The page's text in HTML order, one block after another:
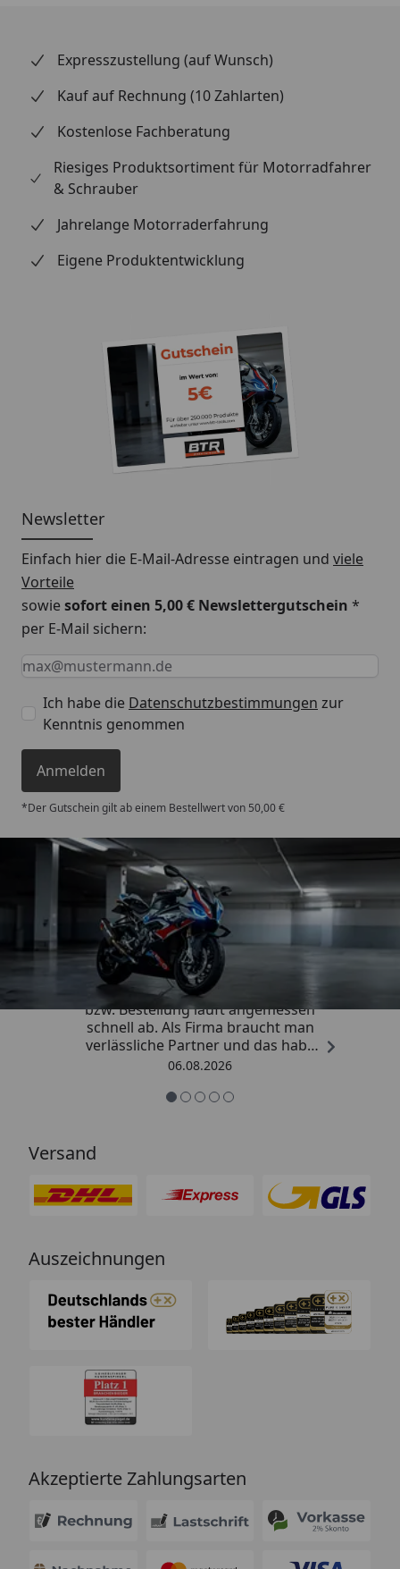
Expresszustellung (auf Wunsch)
Kauf auf Rechnung (10 Zahlarten)
Kostenlose Fachberatung
Riesiges Produktsortiment für Motorradfahrer
& Schrauber
Jahrelange Motorraderfahrung
Eigene Produktentwicklung
Newsletter
Einfach hier die E-Mail-Adresse eintragen und viele
Vorteile
sowiesofort einen 5,00 € Newslettergutschein *
per E-Mail sichern:
Keine Eingabe erforderlich
Eingabe erforderlich
E-Mail *
Ich habe die Datenschutzbestimmungen zur
Kenntnis genommen
Anmelden
*Der Gutschein gilt ab einem Bestellwert von 50,00 €
Trusted Shops
4,85/ 5
„Die Abwicklung eines Auftrages
bzw. Bestellung läuft angemessen
schnell ab. Als Firma braucht man
verlässliche Partner und das habe
ich hier gefunden.“
06.08.2026
Versand
Auszeichnungen
Akzeptierte Zahlungsarten